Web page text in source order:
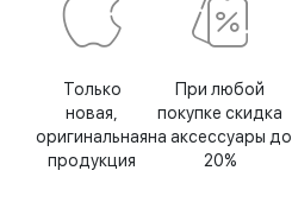
Только
новая,
оригинальная
продукция
При любой
покупке скидка
на аксессуары до
20%